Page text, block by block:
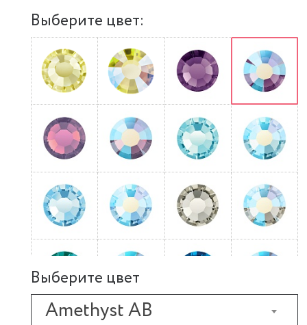
Выберите цвет:
Выберите цвет
Amethyst AB